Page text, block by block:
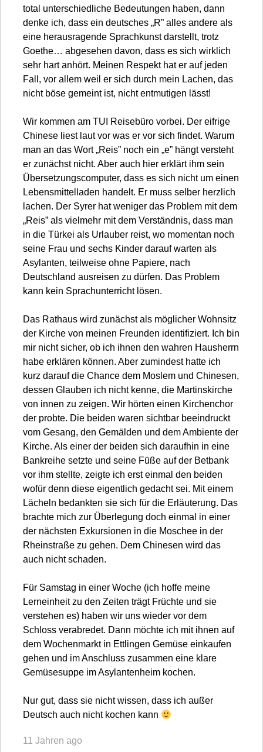
total unterschiedliche Bedeutungen haben, dann
denke ich, dass ein deutsches „R” alles andere als
eine herausragende Sprachkunst darstellt, trotz
Goethe… abgesehen davon, dass es sich wirklich
sehr hart anhört. Meinen Respekt hat er auf jeden
Fall, vor allem weil er sich durch mein Lachen, das
nicht böse gemeint ist, nicht entmutigen lässt!
Wir kommen am TUI Reisebüro vorbei. Der eifrige
Chinese liest laut vor was er vor sich findet. Warum
man an das Wort „Reis” noch ein „e” hängt versteht
er zunächst nicht. Aber auch hier erklärt ihm sein
Übersetzungscomputer, dass es sich nicht um einen
Lebensmittelladen handelt. Er muss selber herzlich
lachen. Der Syrer hat weniger das Problem mit dem
„Reis” als vielmehr mit dem Verständnis, dass man
in die Türkei als Urlauber reist, wo momentan noch
seine Frau und sechs Kinder darauf warten als
Asylanten, teilweise ohne Papiere, nach
Deutschland ausreisen zu dürfen. Das Problem
kann kein Sprachunterricht lösen.
Das Rathaus wird zunächst als möglicher Wohnsitz
der Kirche von meinen Freunden identifiziert. Ich bin
mir nicht sicher, ob ich ihnen den wahren Hausherrn
habe erklären können. Aber zumindest hatte ich
kurz darauf die Chance dem Moslem und Chinesen,
dessen Glauben ich nicht kenne, die Martinskirche
von innen zu zeigen. Wir hörten einen Kirchenchor
der probte. Die beiden waren sichtbar beeindruckt
vom Gesang, den Gemälden und dem Ambiente der
Kirche. Als einer der beiden sich daraufhin in eine
Bankreihe setzte und seine Füße auf der Betbank
vor ihm stellte, zeigte ich erst einmal den beiden
wofür denn diese eigentlich gedacht sei. Mit einem
Lächeln bedankten sie sich für die Erläuterung. Das
brachte mich zur Überlegung doch einmal in einer
der nächsten Exkursionen in die Moschee in der
Rheinstraße zu gehen. Dem Chinesen wird das
auch nicht schaden.
Für Samstag in einer Woche (ich hoffe meine
Lerneinheit zu den Zeiten trägt Früchte und sie
verstehen es) haben wir uns wieder vor dem
Schloss verabredet. Dann möchte ich mit ihnen auf
dem Wochenmarkt in Ettlingen Gemüse einkaufen
gehen und im Anschluss zusammen eine klare
Gemüsesuppe im Asylantenheim kochen.
Nur gut, dass sie nicht wissen, dass ich außer
Deutsch auch nicht kochen kann
11 Jahren ago